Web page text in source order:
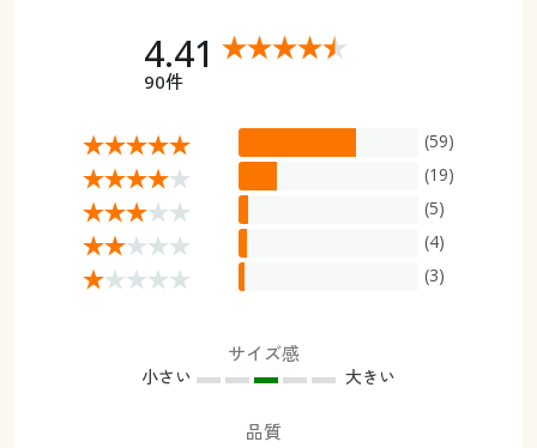
4.41
90件
(59)
(19)
(5)
(4)
(3)
サイズ感
小さい 大きい
品質